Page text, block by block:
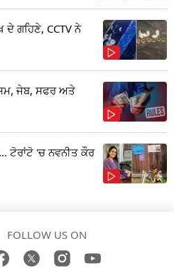
ਗਹਿਣੇ, CCTV ਨੇ
ਜੇਬ, ਸਫਰ ਅਤੇ
ਟੋਰਾਂਟੋ 'ਚ ਨਵਨੀਤ ਕੌਰ
FOLLOW US ON